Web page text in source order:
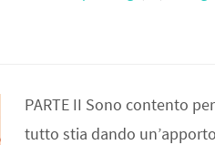
PARTE II Sono contento
tutto stia dando